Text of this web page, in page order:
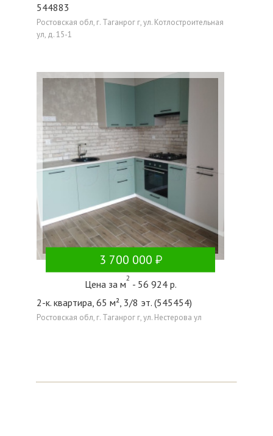
544883
Ростовская обл, г. Таганрог г, ул. Котлостроительная
ул, д. 15-1
3 700 000
Цена за м
2
- 56 924 р.
2-к. квартира, 65 м², 3/8 эт. (545454)
Ростовская обл, г. Таганрог г, ул. Нестерова ул